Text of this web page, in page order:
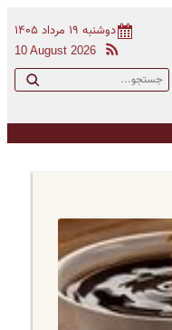
دوشنبه ۱۹ مرداد ۱۴۰۵
10 August 2026